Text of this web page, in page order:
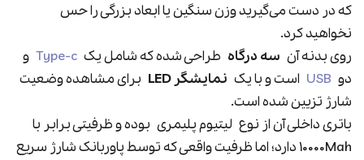
که در دست می‌گیرید وزن سنگین یا ابعاد بزرگی را حس
نخواهید کرد.
روی بدنه آن سه درگاه طراحی شده که شامل یک Type-c و
دو USB است و با یک نمایشگر LED
برای مشاهده وضعیت
شارژ تزیین شده است.
باتری داخلی آن از نوع لیتیوم پلیمری بوده و ظرفیتی برابر با
10000Mah دارد؛ اما ظرفیت واقعی که توسط پاوربانک شارژ سریع